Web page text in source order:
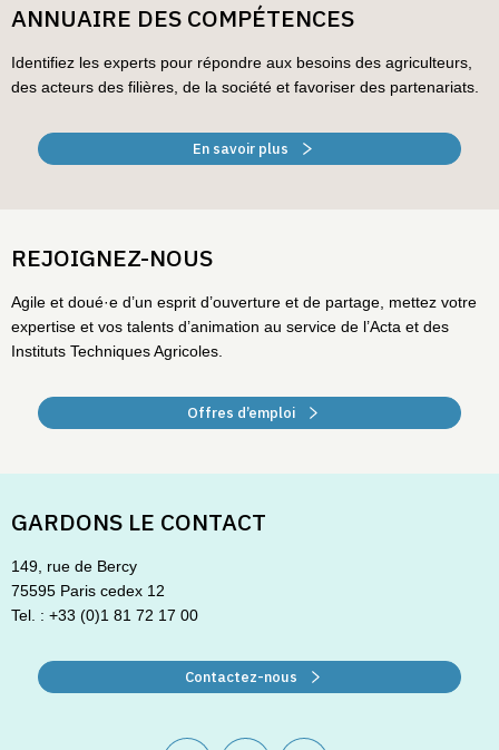
ANNUAIRE DES COMPÉTENCES
Identifiez les experts pour répondre aux besoins des agriculteurs,
des acteurs des filières, de la société et favoriser des partenariats.
En savoir plus
REJOIGNEZ-NOUS
Agile et doué·e d’un esprit d’ouverture et de partage, mettez votre
expertise et vos talents d’animation au service de l’Acta et des
Instituts Techniques Agricoles.
Offres d’emploi
GARDONS LE CONTACT
149, rue de Bercy
75595 Paris cedex 12
Tel. : +33 (0)1 81 72 17 00
Contactez-nous